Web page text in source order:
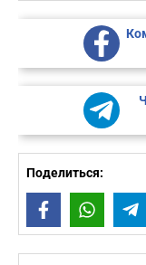
Поделиться:
Facebook